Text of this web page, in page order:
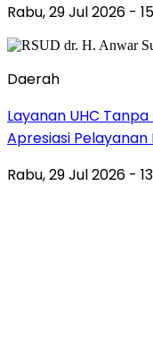
Rabu, 29 Jul 2026 -
Daerah
Layanan UHC
Apresiasi Pelayanan
Rabu, 29 Jul 2026 -